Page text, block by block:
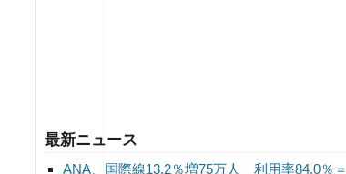
最新ニュース
ANA、国際線13.2％増75万人 利用率84.0％＝